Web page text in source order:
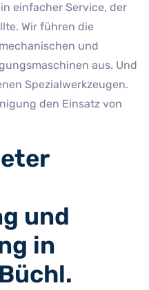
einfacher Service, der
Wir führen die
und
aus. Und
Spezialwerkzeugen.
den Einsatz von
und
in